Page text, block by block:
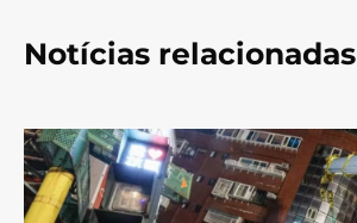
Notícias relacionadas